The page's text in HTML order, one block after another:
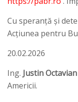
Cu speranță și
Acțiunea pentru
20.02.2026
Ing. Justin
Americii.